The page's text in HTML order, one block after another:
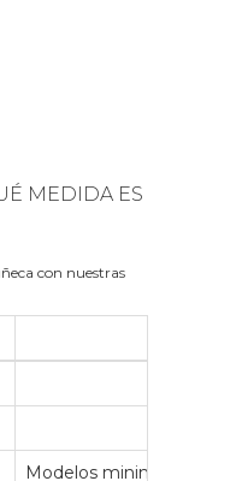
MEDIDA ES
con nuestras
Modelos minimalistas y